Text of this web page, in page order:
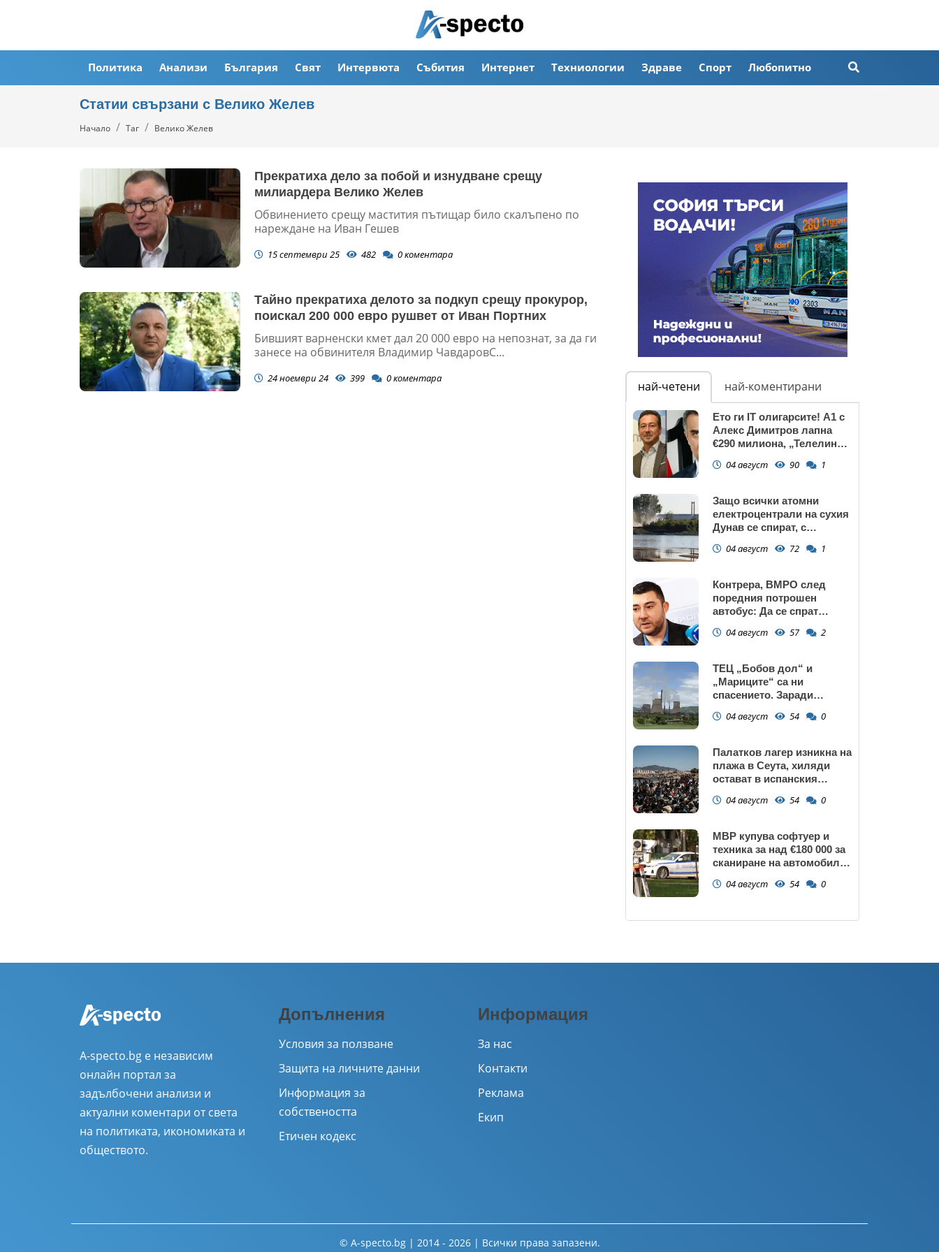
Политика Анализи България Свят Интервюта Събития Интернет Техниологии Здраве Спорт Любопитно
Статии свързани с Велико Желев
Начало Таг Велико Желев
Прекратиха дело за побой и изнудване срещу
милиардера Велико Желев
Обвинението срещу мастития пътищар било скалъпено по
нареждане на Иван Гешев
15 септември 25 482 0коментара
Тайно прекратиха делото за подкуп срещу прокурор,
поискал 200 000 евро рушвет от Иван Портних
Бившият варненски кмет дал 20 000 евро на непознат, за да ги
занесе на обвинителя Владимир ЧавдаровС...
24 ноември 24 399 0коментара
най-четени най-коментирани
Ето ги IT олигарсите! А1 с
Алекс Димитров лапна
€290 милиона, „Телелинк”
млн. евро БЕЗ
04 август 90 1
Защо всички атомни
електроцентрали на сухия
Дунав се спират, с
"Козлодуй"?
04 август 72 1
Контрера, ВМРО след
поредния потрошен
автобус: Да се спрат
махали и гета в София!
04 август 57 2
ТЕЦ „Бобов дол“ и
„Мариците“ са ни
спасението. Заради
Козлодуй може да спре
04 август 54 0
Палатков лагер изникна на
плажа в Сеута, хиляди
остават в испанския
04 август 54 0
МВР купува софтуер и
техника за над €180 000 за
сканиране на автомобили
04 август 54 0
A-specto.bg е независим
онлайн портал за
задълбочени анализи и
актуални коментари от света
на политиката, икономиката и
обществото.
Допълнения
Условия за ползване
Защита на личните данни
Информация за
собствеността
Етичен кодекс
Информация
За нас
Контакти
Реклама
Екип
© A-specto.bg | 2014 - 2026 | Всички права запазени.